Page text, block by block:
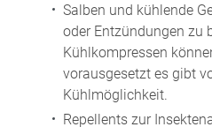
Salben und kühlende
oder Entzündungen zu
Kühlkompressen
vorausgesetzt es gibt
Kühlmöglichkeit.
Repellents zur